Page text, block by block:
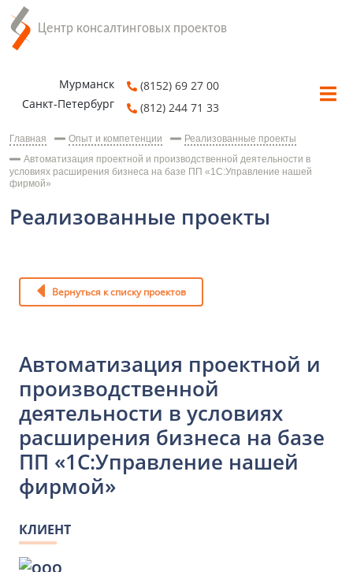
Мурманск
Санкт-Петербург
(8152) 69 27 00
(812) 244 71 33
Главная Опыт и компетенции
Реализованные проекты
Автоматизация проектной и производственной деятельности в
условиях расширения бизнеса на базе ПП «1С:Управление нашей
фирмой»
Реализованные проекты
Вернуться к списку проектов
Автоматизация проектной и
производственной
деятельности в условиях
расширения бизнеса на базе
ПП «1С:Управление нашей
фирмой»
КЛИЕНТ